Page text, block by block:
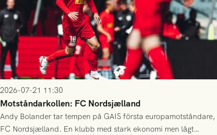
2026-07-21 11:30
Motståndarkollen: FC Nordsjælland
Andy Bolander tar tempen på GAIS första europamotståndare,
FC Nordsjælland. En klubb med stark ekonomi men lågt